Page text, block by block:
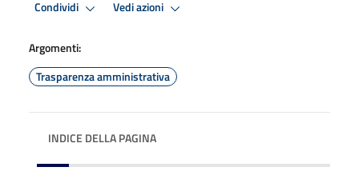
Condividi Vedi azioni
Argomenti:
Trasparenza amministrativa
INDICE DELLA PAGINA